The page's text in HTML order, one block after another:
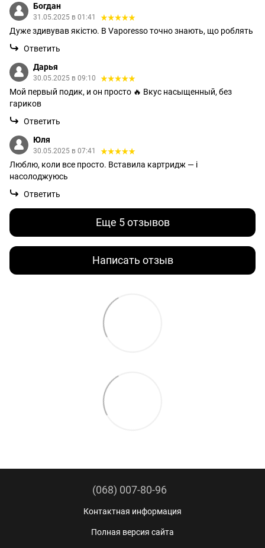
Богдан
31.05.2025 в 01:41
Дуже здивував якістю. В Vaporesso точно знають, що роблять
Ответить
Дарья
30.05.2025 в 09:10
Мой первый подик, и он просто 🔥 Вкус насыщенный, без
гариков
Ответить
Юля
30.05.2025 в 07:41
Люблю, коли все просто. Вставила картридж — і
насолоджуюсь
Ответить
Еще 5 отзывов
Написать отзыв
(068) 007-80-96
Контактная информация
Полная версия сайта